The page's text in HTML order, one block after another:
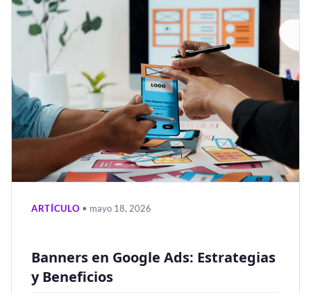
ARTÍCULO • mayo 18, 2026
Banners en Google Ads: Estrategias
y Beneficios